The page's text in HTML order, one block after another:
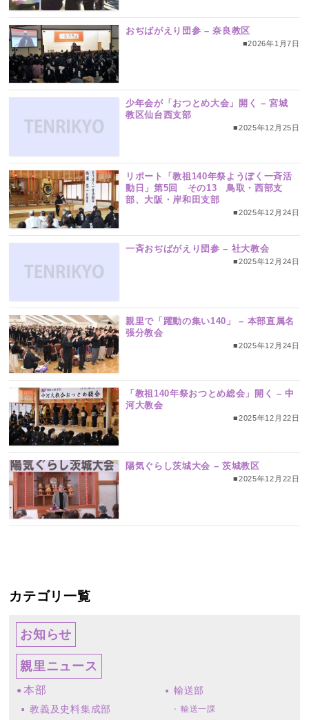
おぢばがえり団参 – 奈良教区
■2026年1月7日
少年会が「おつとめ大会」開く – 宮城
教区仙台西支部
■2025年12月25日
リポート「教祖140年祭ようぼく一斉活
動日」第5回 その13 鳥取・西部支
部、大阪・岸和田支部
■2025年12月24日
一斉おぢばがえり団参 – 社大教会
■2025年12月24日
親里で「躍動の集い140」 – 本部直属名
張分教会
■2025年12月24日
「教祖140年祭おつとめ総会」開く – 中
河大教会
■2025年12月22日
陽気ぐらし茨城大会 – 茨城教区
■2025年12月22日
カテゴリ一覧
お知らせ
親里ニュース
本部
教義及史料集成部
輸送部
輸送一課